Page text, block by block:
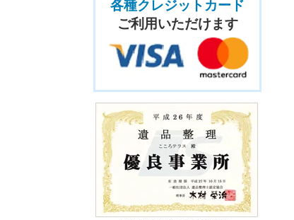
各種クレジットカード
ご利用いただけます